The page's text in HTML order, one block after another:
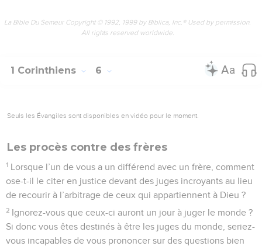
La Bible Du Semeur Copyright © 1992, 1999 by Biblica, Inc.® Used by permission.
All rights reserved worldwide.
1 Corinthiens 6
Seuls les Évangiles sont disponibles en vidéo pour le moment.
Les procès contre des frères
1 Lorsque l’un de vous a un différend avec un frère, comment
ose-t-il le citer en justice devant des juges incroyants au lieu
de recourir à l’arbitrage de ceux qui appartiennent à Dieu ?
2 Ignorez-vous que ceux-ci auront un jour à juger le monde ?
Si donc vous êtes destinés à être les juges du monde, seriez-
vous incapables de vous prononcer sur des questions bien